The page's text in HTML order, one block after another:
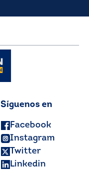
Síguenos en
Facebook
Instagram
Twitter
Linkedin